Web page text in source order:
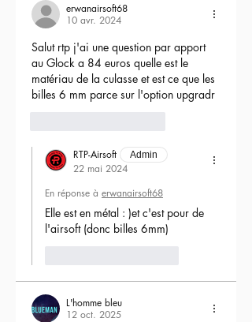
erwanairsoft68
10 avr. 2024
Salut rtp j'ai une question par apport
au Glock a 84 euros quelle est le
matériau de la culasse et est ce que les
billes 6 mm parce sur l'option upgradr
RTP-Airsoft Admin
22 mai 2024
En réponse à erwanairsoft68
Elle est en métal : )et c'est pour de
l'airsoft (donc billes 6mm)
L'homme bleu
12 oct. 2025